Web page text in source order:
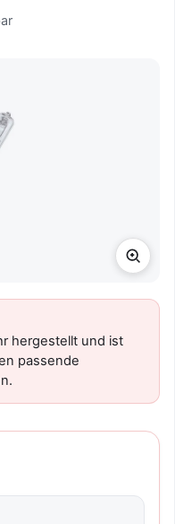
hergestellt und ist
passende